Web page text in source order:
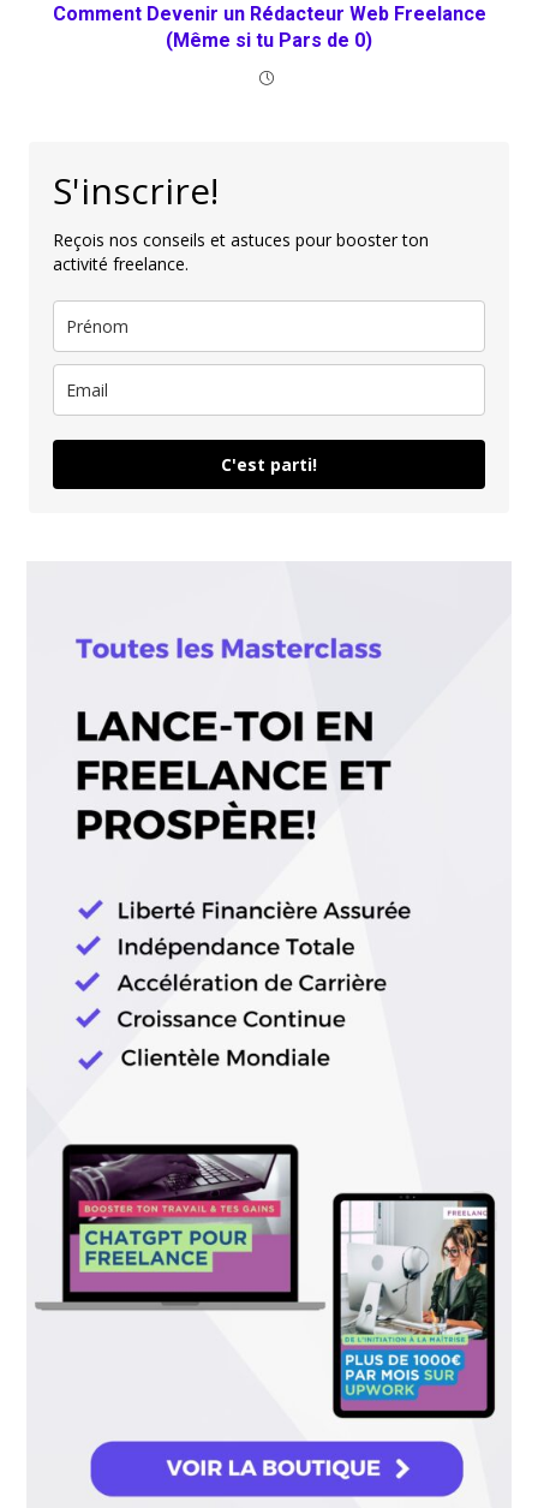
Comment Devenir un Rédacteur Web Freelance
(Même si tu Pars de 0)
S'inscrire!
Reçois nos conseils et astuces pour booster ton
activité freelance.
C'est parti!